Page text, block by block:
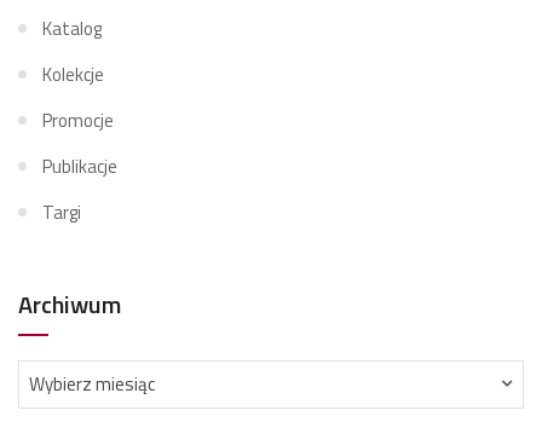
Katalog
Kolekcje
Promocje
Publikacje
Targi
Archiwum
Archiwum
Wybierz miesiąc